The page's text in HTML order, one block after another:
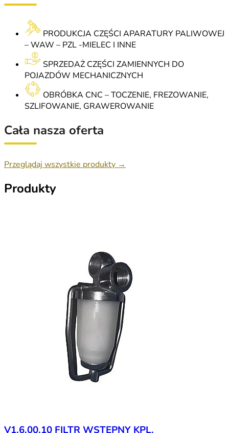
PRODUKCJA CZĘŚCI APARATURY PALIWOWEJ
– WAW – PZL -MIELEC I INNE
SPRZEDAŻ CZĘŚCI ZAMIENNYCH DO
POJAZDÓW MECHANICZNYCH
OBRÓBKA CNC – TOCZENIE, FREZOWANIE,
SZLIFOWANIE, GRAWEROWANIE
Cała nasza oferta
Przeglądaj wszystkie produkty →
Produkty
V1.6.00.10 FILTR WSTĘPNY KPL.